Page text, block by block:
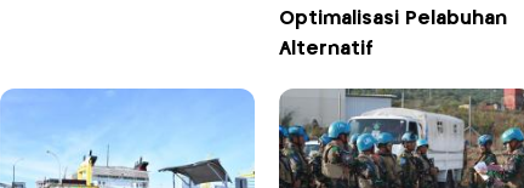
Optimalisasi Pelabuhan
Alternatif